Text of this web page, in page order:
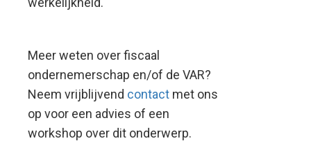
Meer weten over fiscaal
ondernemerschap en/of de VAR?
Neem vrijblijvend contact met ons
op voor een advies of een
workshop over dit onderwerp.